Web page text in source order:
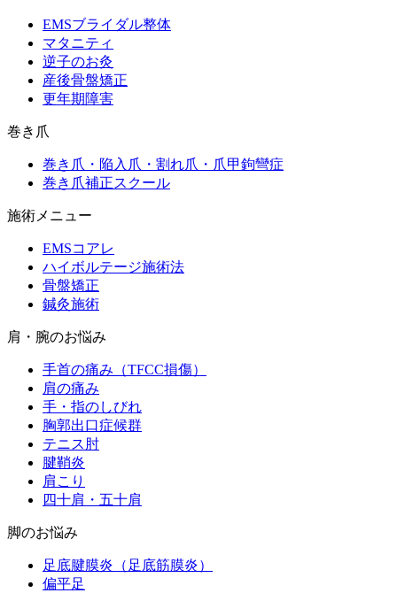
EMSブライダル整体
マタニティ
逆子のお灸
産後骨盤矯正
更年期障害
巻き爪
巻き爪・陥入爪・割れ爪・爪甲鉤彎症
巻き爪補正スクール
施術メニュー
EMSコアレ
ハイボルテージ施術法
骨盤矯正
鍼灸施術
肩・腕のお悩み
手首の痛み（TFCC損傷）
肩の痛み
手・指のしびれ
胸郭出口症候群
テニス肘
腱鞘炎
肩こり
四十肩・五十肩
脚のお悩み
足底腱膜炎（足底筋膜炎）
偏平足